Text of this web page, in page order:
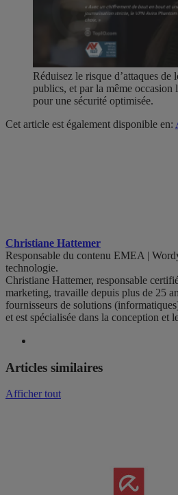
Réduisez le risque d’attaques
publics, et par la même
pour une sécurité optimisée.
Cet article est également disponible en:
Christiane Hattemer
Responsable du contenu EMEA |
technologie.
Christiane Hattemer, responsable
marketing, travaille depuis plus de 25
fournisseurs de solutions
et est spécialisée dans la conception et
Articles similaires
Afficher tout